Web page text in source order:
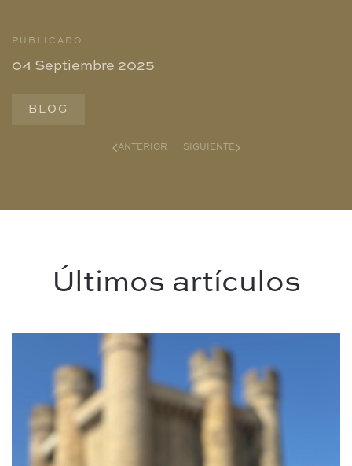
PUBLICADO
04 Septiembre 2025
BLOG
ANTERIOR SIGUIENTE
Últimos artículos